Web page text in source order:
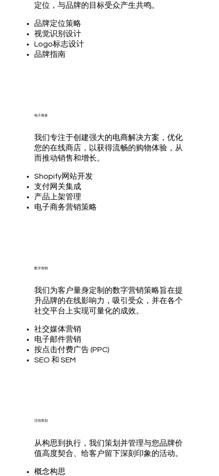
定位，与品牌的目标受众产生共鸣。
品牌定位策略
视觉识别设计
Logo标志设计
品牌指南
我们专注于创建强大的电商解决方案，优化
您的在线商店，以获得流畅的购物体验，从
而推动销售和增长。
Shopify网站开发
支付网关集成
产品上架管理
电子商务营销策略
电子商务
我们为客户量身定制的数字营销策略旨在提
升品牌的在线影响力，吸引受众，并在各个
社交平台上实现可量化的成效。
社交媒体营销
电子邮件营销
按点击付费广告 (PPC)
SEO 和 SEM
数字营销
从构思到执行，我们策划并管理与您品牌价
值高度契合、给客户留下深刻印象的活动。
概念构思
活动策划